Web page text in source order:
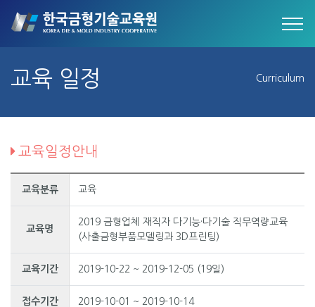
교육 일정 Curriculum
교육일정안내
교육분류 교육
교육명
2019 금형업체 재직자 다기능·다기술 직무역량교육
(사출금형부품모델링과 3D프린팅)
교육기간 2019-10-22 ~ 2019-12-05 (19일)
접수기간 2019-10-01 ~ 2019-10-14